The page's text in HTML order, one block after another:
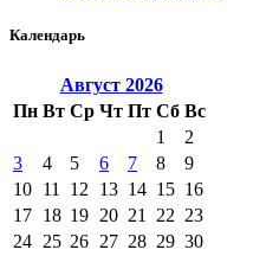
Календарь
Август 2026
Пн Вт Ср Чт Пт Сб Вс
1
2
3
4 5 6 7 8
9
10 11 12 13 14 15 16
17 18 19 20 21 22 23
24 25 26 27 28 29 30